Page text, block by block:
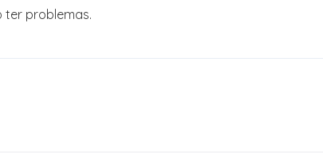
ter problemas.